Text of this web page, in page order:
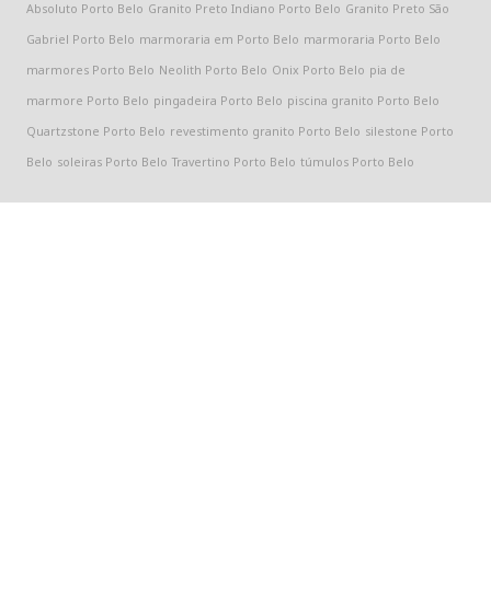
Absoluto Porto Belo Granito Preto Indiano Porto Belo Granito Preto São
Gabriel Porto Belo marmoraria em Porto Belo marmoraria Porto Belo
marmores Porto Belo Neolith Porto Belo Onix Porto Belo pia de
marmore Porto Belo pingadeira Porto Belo piscina granito Porto Belo
Quartzstone Porto Belo revestimento granito Porto Belo silestone Porto
Belo soleiras Porto Belo Travertino Porto Belo túmulos Porto Belo